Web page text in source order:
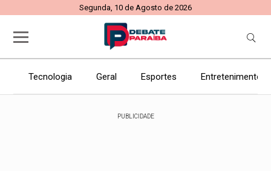
Segunda, 10 de Agosto de 2026
Tecnologia Geral Esportes Entretenimento
PUBLICIDADE